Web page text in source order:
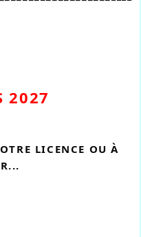
2027
LICENCE OU À